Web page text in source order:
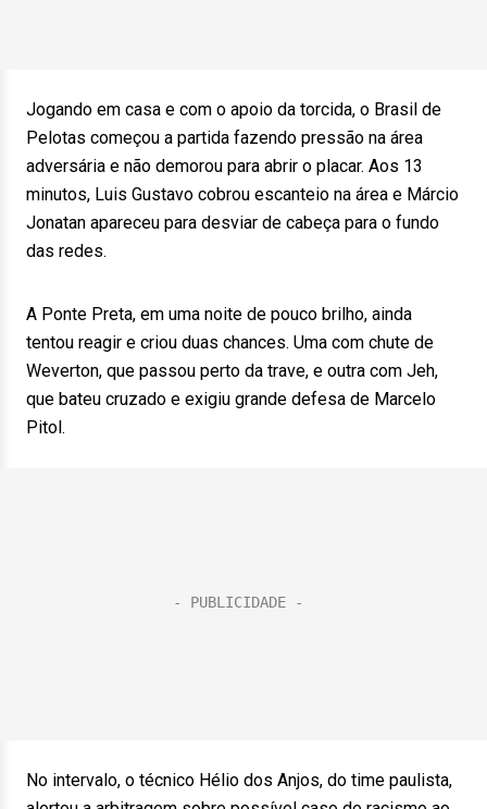
Jogando em casa e com o apoio da torcida, o Brasil de
Pelotas começou a partida fazendo pressão na área
adversária e não demorou para abrir o placar. Aos 13
minutos, Luis Gustavo cobrou escanteio na área e Márcio
Jonatan apareceu para desviar de cabeça para o fundo
das redes.
A Ponte Preta, em uma noite de pouco brilho, ainda
tentou reagir e criou duas chances. Uma com chute de
Weverton, que passou perto da trave, e outra com Jeh,
que bateu cruzado e exigiu grande defesa de Marcelo
Pitol.
No intervalo, o técnico Hélio dos Anjos, do time paulista,